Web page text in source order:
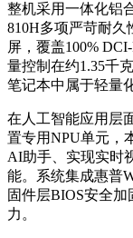
整机采用一体化铝
810H多项严苛耐久
屏，覆盖100%
量控制在约1.35千
笔记本中属于轻量
在人工智能应用层
置专用NPU单元，
AI助手、实现实时
能。系统集成惠普
固件层BIOS安全
力。